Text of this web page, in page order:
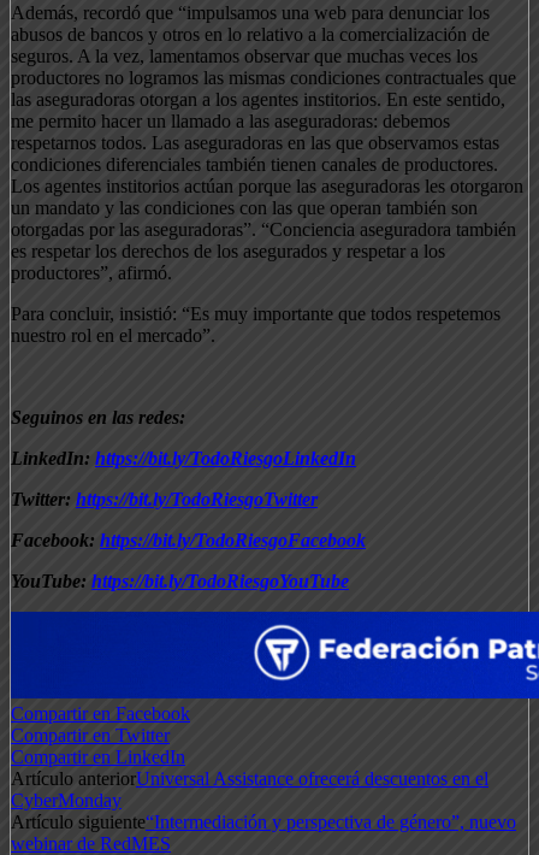
Además, recordó que “impulsamos una web para denunciar los
abusos de bancos y otros en lo relativo a la comercialización de
seguros. A la vez, lamentamos observar que muchas veces los
productores no logramos las mismas condiciones contractuales que
las aseguradoras otorgan a los agentes institorios. En este sentido,
me permito hacer un llamado a las aseguradoras: debemos
respetarnos todos. Las aseguradoras en las que observamos estas
condiciones diferenciales también tienen canales de productores.
Los agentes institorios actúan porque las aseguradoras les otorgaron
un mandato y las condiciones con las que operan también son
otorgadas por las aseguradoras”. “Conciencia aseguradora también
es respetar los derechos de los asegurados y respetar a los
productores”, afirmó.
Para concluir, insistió: “Es muy importante que todos respetemos
nuestro rol en el mercado”.
Seguinos en las redes:
LinkedIn: https://bit.ly/TodoRiesgoLinkedIn
Twitter: https://bit.ly/TodoRiesgoTwitter
Facebook: https://bit.ly/TodoRiesgoFacebook
YouTube: https://bit.ly/TodoRiesgoYouTube
Compartir en Facebook
Compartir en Twitter
Compartir en LinkedIn
Artículo anteriorUniversal Assistance ofrecerá descuentos en el
CyberMonday
Artículo siguiente“Intermediación y perspectiva de género”, nuevo
webinar de RedMES